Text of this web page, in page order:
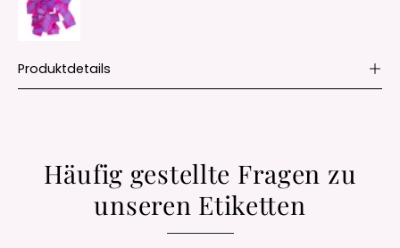
Produktdetails
Häufig gestellte Fragen zu
unseren Etiketten